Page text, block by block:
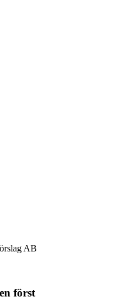
AB
först